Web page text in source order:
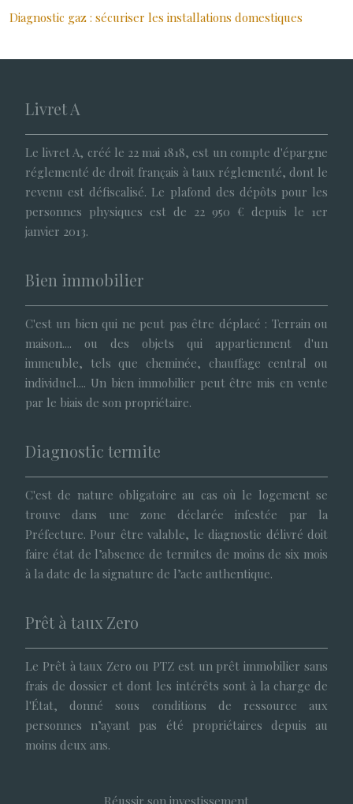
Diagnostic gaz : sécuriser les installations domestiques
Livret A
Le livret A, créé le 22 mai 1818, est un compte d'épargne
réglementé de droit français à taux réglementé, dont le
revenu est défiscalisé. Le plafond des dépôts pour les
personnes physiques est de 22 950 € depuis le 1er
janvier 2013.
Bien immobilier
C'est un bien qui ne peut pas être déplacé : Terrain ou
maison.... ou des objets qui appartiennent d'un
immeuble, tels que cheminée, chauffage central ou
individuel.... Un bien immobilier peut être mis en vente
par le biais de son propriétaire.
Diagnostic termite
C'est de nature obligatoire au cas où le logement se
trouve dans une zone déclarée infestée par la
Préfecture. Pour être valable, le diagnostic délivré doit
faire état de l’absence de termites de moins de six mois
à la date de la signature de l’acte authentique.
Prêt à taux Zero
Le Prêt à taux Zero ou PTZ est un prêt immobilier sans
frais de dossier et dont les intérêts sont à la charge de
l'État, donné sous conditions de ressource aux
personnes n’ayant pas été propriétaires depuis au
moins deux ans.
Réussir son investissement